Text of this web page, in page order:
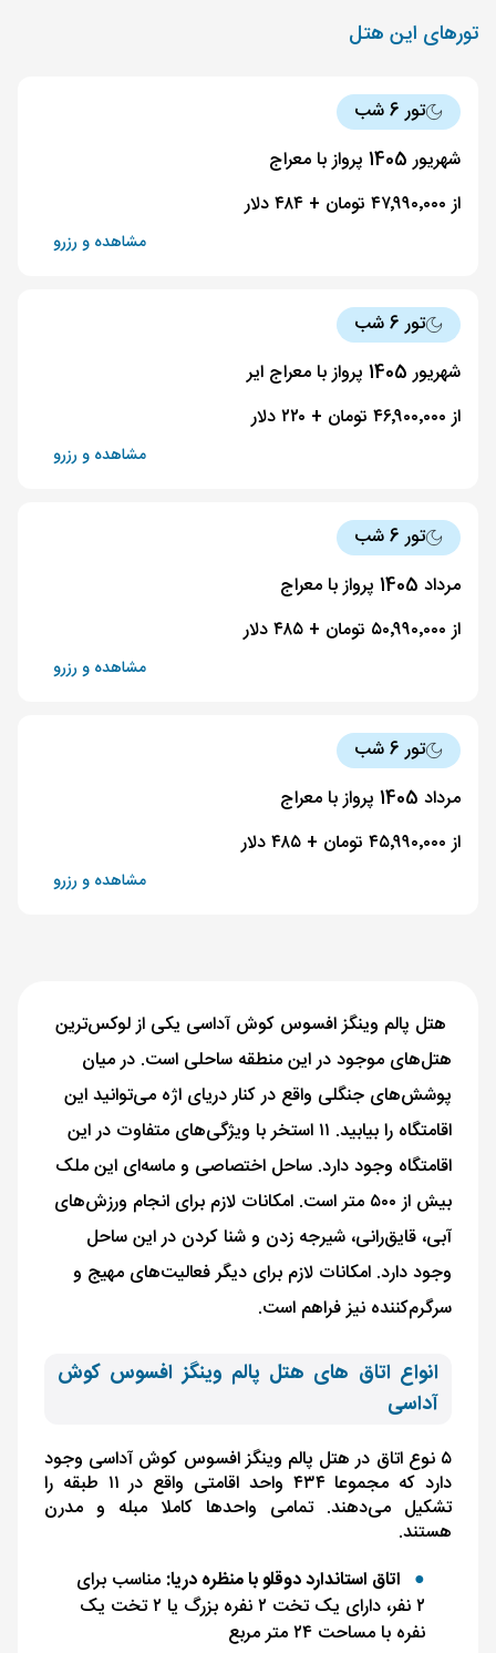
تورهای این هتل
تور 6 شب
شهریور 1405 پرواز با معراج
از ۴۷٬۹۹۰٬۰۰۰ تومان + ۴۸۴ دلار
مشاهده و رزرو
تور 6 شب
شهریور 1405 پرواز با معراج ایر
از ۴۶٬۹۰۰٬۰۰۰ تومان + ۲۲۰ دلار
مشاهده و رزرو
تور 6 شب
مرداد 1405 پرواز با معراج
از ۵۰٬۹۹۰٬۰۰۰ تومان + ۴۸۵ دلار
مشاهده و رزرو
تور 6 شب
مرداد 1405 پرواز با معراج
از ۴۵٬۹۹۰٬۰۰۰ تومان + ۴۸۵ دلار
مشاهده و رزرو
هتل پالم وینگز افسوس کوش آداسی یکی از لوکس‌ترین
هتل‌های موجود در این منطقه ساحلی است. در میان
پوشش‌های جنگلی واقع در کنار دریای اژه می‌توانید این
اقامتگاه را بیابید. ۱۱ استخر با ویژگی‌های متفاوت در این
اقامتگاه وجود دارد. ساحل اختصاصی و ماسه‌ای این ملک
بیش از ۵۰۰ متر است. امکانات لازم برای انجام ورزش‌های
آبی، قایق‌رانی، شیرجه ‌زدن و شنا ‌کردن در این ساحل
وجود دارد. امکانات لازم برای دیگر فعالیت‌های مهیج و
سرگرم‌کننده نیز فراهم است.
انواع اتاق های هتل پالم وینگز افسوس کوش
آداسی
۵ نوع اتاق در هتل پالم وینگز افسوس کوش آداسی وجود
دارد که مجموعا ۴۳۴ واحد اقامتی واقع در ۱۱ طبقه را
تشکیل می‌دهند. تمامی واحدها کاملا مبله و مدرن
هستند.
اتاق استاندارد دوقلو با منظره دریا: مناسب برای
۲ نفر، دارای یک تخت ۲ نفره بزرگ یا ۲ تخت یک
نفره با مساحت ۲۴ متر مربع